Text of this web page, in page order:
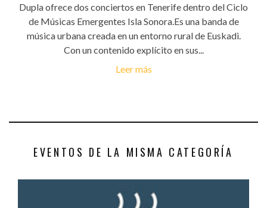
Dupla ofrece dos conciertos en Tenerife dentro del Ciclo
de Músicas Emergentes Isla Sonora.Es una banda de
música urbana creada en un entorno rural de Euskadi.
Con un contenido explícito en sus...
Leer más
EVENTOS DE LA MISMA CATEGORÍA